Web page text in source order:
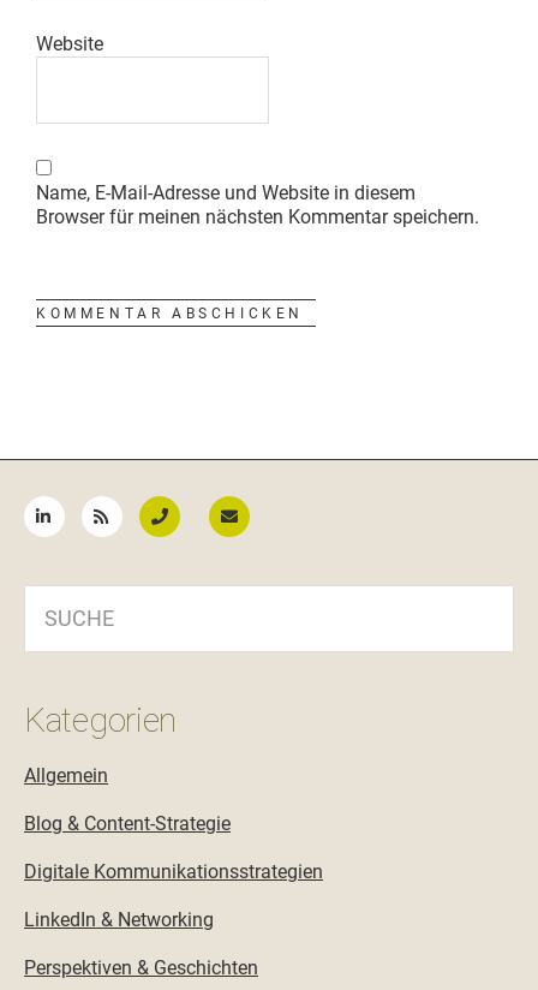
Website
Name, E-Mail-Adresse und Website in diesem
Browser für meinen nächsten Kommentar speichern.
Kategorien
Allgemein
Blog & Content-Strategie
Digitale Kommunikationsstrategien
LinkedIn & Networking
Perspektiven & Geschichten